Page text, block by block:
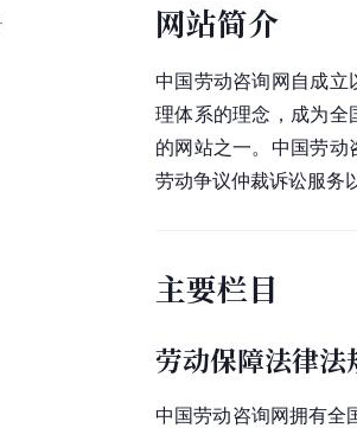
网站简介
中国劳动咨询网自成立
理体系的理念，成为全
的网站之一。中国劳
劳动争议仲裁诉讼服务
主要栏目
劳动保障法律法
中国劳动咨询网拥有全